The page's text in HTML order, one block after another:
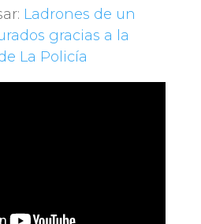
Ladrones de un
gracias a la
La Policía